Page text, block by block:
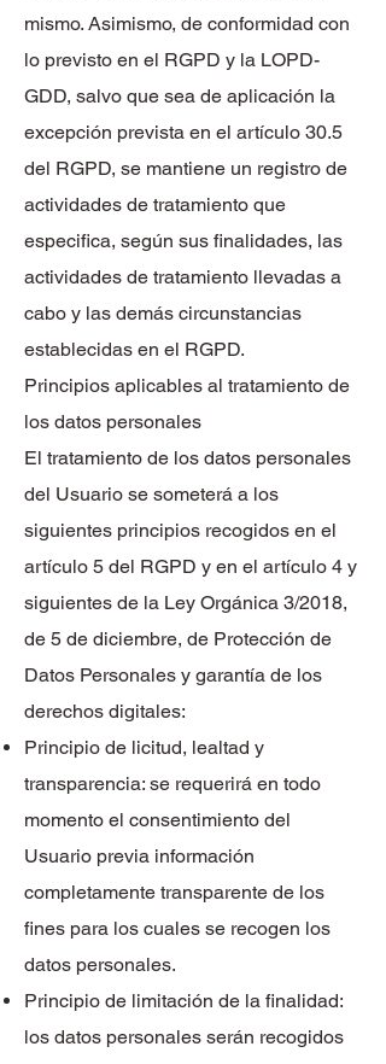
mismo. Asimismo, de conformidad con
lo previsto en el RGPD y la LOPD-
GDD, salvo que sea de aplicación la
excepción prevista en el artículo 30.5
del RGPD, se mantiene un registro de
actividades de tratamiento que
especifica, según sus finalidades, las
actividades de tratamiento llevadas a
cabo y las demás circunstancias
establecidas en el RGPD.
Principios aplicables al tratamiento de
los datos personales
El tratamiento de los datos personales
del Usuario se someterá a los
siguientes principios recogidos en el
artículo 5 del RGPD y en el artículo 4 y
siguientes de la Ley Orgánica 3/2018,
de 5 de diciembre, de Protección de
Datos Personales y garantía de los
derechos digitales:
Principio de licitud, lealtad y
transparencia: se requerirá en todo
momento el consentimiento del
Usuario previa información
completamente transparente de los
fines para los cuales se recogen los
datos personales.
Principio de limitación de la finalidad:
los datos personales serán recogidos